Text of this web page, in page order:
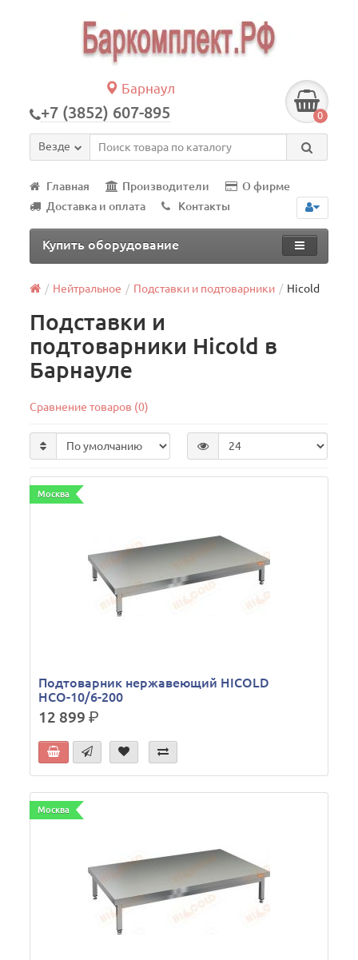
Барнаул
+7 (3852) 607-895 0
Везде
Главная Производители
О фирме
Доставка и оплата
Контакты
Купить оборудование
Нейтральное Подставки и подтоварники Hicold
Подставки и
подтоварники Hicold в
Барнауле
Сравнение товаров (0)
Москва
Подтоварник нержавеющий HICOLD
НСО-10/6-200
12 899р.
Москва